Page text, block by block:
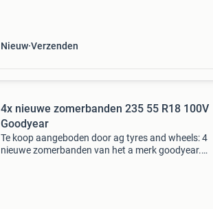
Nieuw Verzenden
4x nieuwe zomerbanden 235 55 R18 100V
Goodyear
Te koop aangeboden door ag tyres and wheels: 4
nieuwe zomerbanden van het a merk goodyear.